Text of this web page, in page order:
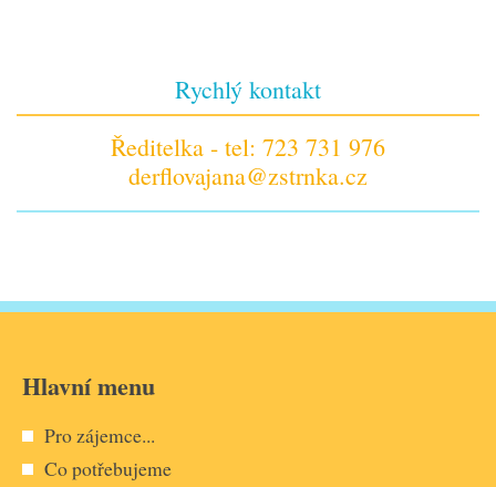
Rychlý kontakt
Ředitelka - tel: 723 731 976
derflovajana@zstrnka.cz
Hlavní menu
Pro zájemce...
Co potřebujeme